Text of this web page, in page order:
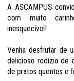
A ASCAMPUS
com muito
inesquecível!
Venha desfrutar de
delicioso rodízio de
de pratos quentes e